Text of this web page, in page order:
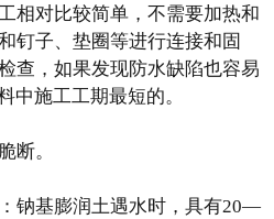
相对比较简单，不需要加热和
钉子、垫圈等进行连接和固
查，如果发现防水缺陷也容易
中施工工期最短的。
断。
钠基膨润土遇水时，具有20—